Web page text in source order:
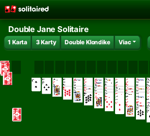
Double Jane Solitaire
1 Karta 3 Karty Double Klondike Viac